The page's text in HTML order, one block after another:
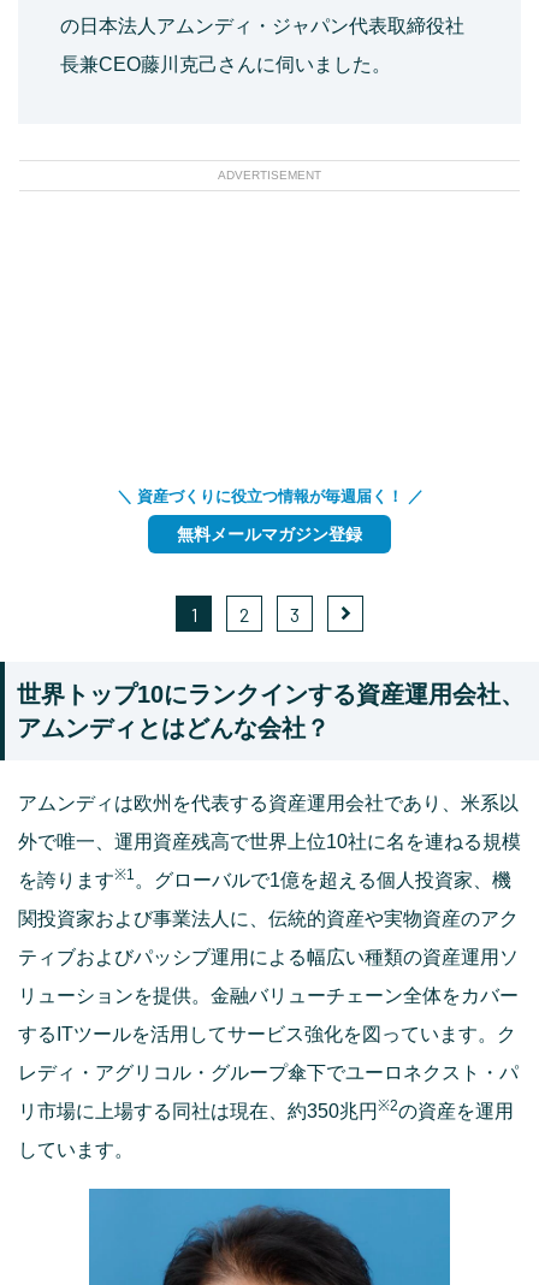
の日本法人アムンディ・ジャパン代表取締役社
長兼CEO藤川克己さんに伺いました。
ADVERTISEMENT
＼ 資産づくりに役立つ情報が毎週届く！ ／
無料メールマガジン登録
1 2 3
世界トップ10にランクインする資産運用会社、
アムンディとはどんな会社？
アムンディは欧州を代表する資産運用会社であり、米系以
外で唯一、運用資産残高で世界上位10社に名を連ねる規模
を誇ります※1 。グローバルで1億を超える個人投資家、機
関投資家および事業法人に、伝統的資産や実物資産のアク
ティブおよびパッシブ運用による幅広い種類の資産運用ソ
リューションを提供。金融バリューチェーン全体をカバー
するITツールを活用してサービス強化を図っています。ク
レディ・アグリコル・グループ傘下でユーロネクスト・パ
リ市場に上場する同社は現在、約350兆円 ※2の資産を運用
しています。